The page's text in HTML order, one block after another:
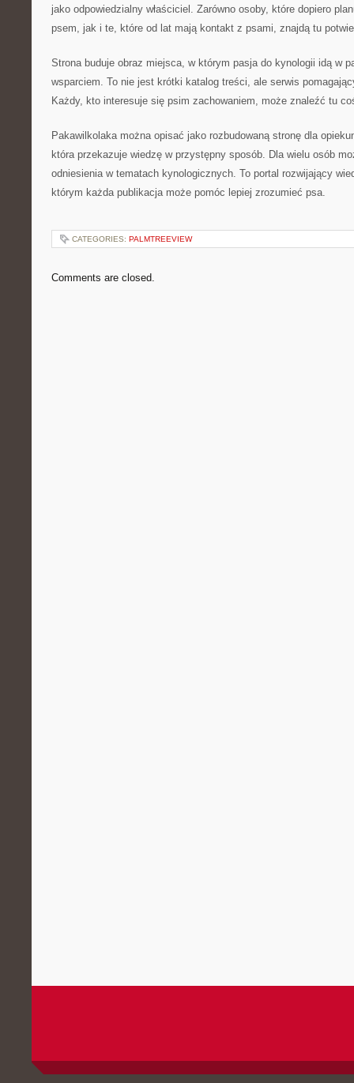
jako odpowiedzialny właściciel. Zarówno osoby, które dopiero
psem, jak i te, które od lat mają kontakt z psami, znajdą tu
Strona buduje obraz miejsca, w którym pasja do kynologii idą w
wsparciem. To nie jest krótki katalog treści, ale serwis
Każdy, kto interesuje się psim zachowaniem, może znaleźć tu
Pakawilkolaka można opisać jako rozbudowaną stronę dla
która przekazuje wiedzę w przystępny sposób. Dla wielu osób
odniesienia w tematach kynologicznych. To portal rozwijający
którym każda publikacja może pomóc lepiej zrozumieć psa.
CATEGORIES: PALMTREEVIEW
Comments are closed.